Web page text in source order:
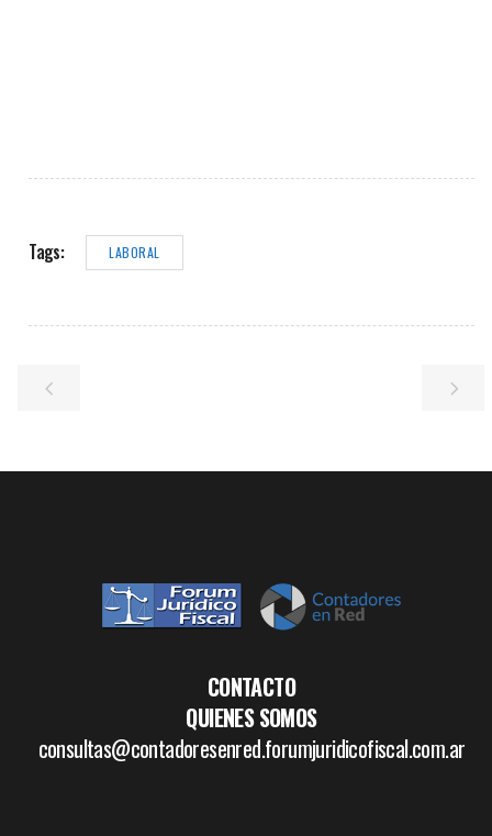
Tags: LABORAL
CONTACTO
QUIENES SOMOS
consultas@contadoresenred.forumjuridicofiscal.com.ar